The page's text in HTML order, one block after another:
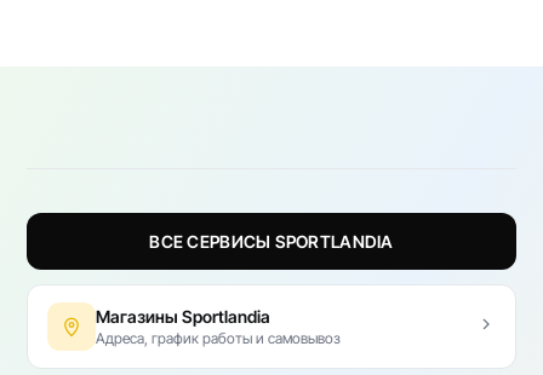
ВСЕ СЕРВИСЫ SPORTLANDIA
Магазины Sportlandia
Адреса, график работы и самовывоз